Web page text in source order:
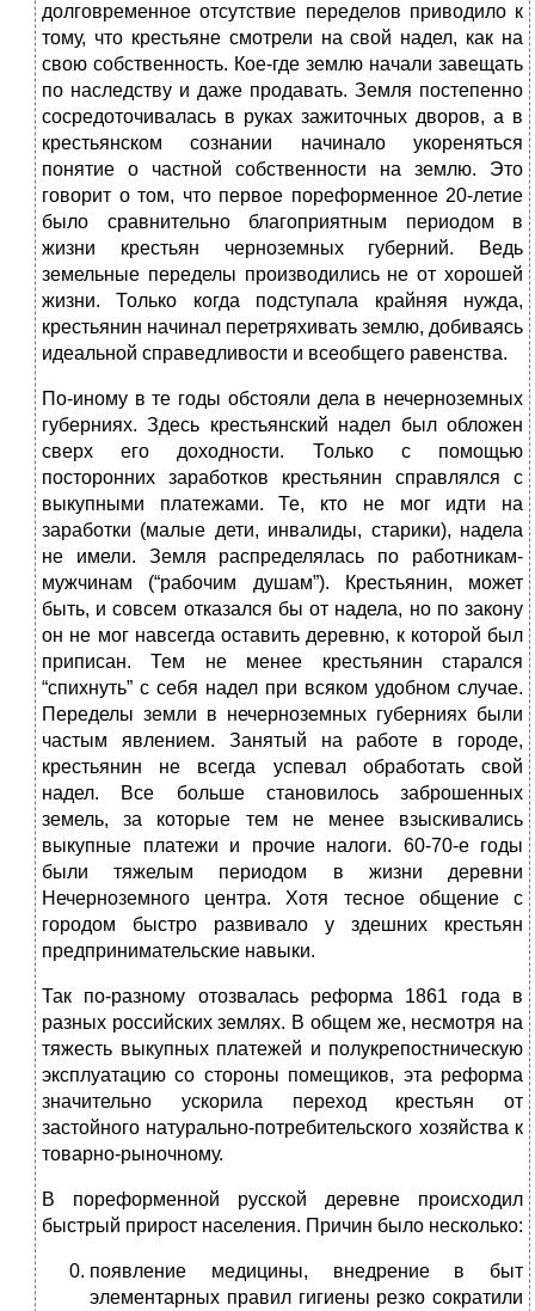
долговременное отсутствие переделов приводило к
тому, что крестьяне смотрели на свой надел, как на
свою собственность. Кое-где землю начали завещать
по наследству и даже продавать. Земля постепенно
сосредоточивалась в руках зажиточных дворов, а в
крестьянском сознании начинало укореняться
понятие о частной собственности на землю. Это
говорит о том, что первое пореформенное 20-летие
было сравнительно благоприятным периодом в
жизни крестьян черноземных губерний. Ведь
земельные переделы производились не от хорошей
жизни. Только когда подступала крайняя нужда,
крестьянин начинал перетряхивать землю, добиваясь
идеальной справедливости и всеобщего равенства.
По-иному в те годы обстояли дела в нечерноземных
губерниях. Здесь крестьянский надел был обложен
сверх его доходности. Только с помощью
посторонних заработков крестьянин справлялся с
выкупными платежами. Те, кто не мог идти на
заработки (малые дети, инвалиды, старики), надела
не имели. Земля распределялась по работникам-
мужчинам (“рабочим душам”). Крестьянин, может
быть, и совсем отказался бы от надела, но по закону
он не мог навсегда оставить деревню, к которой был
приписан. Тем не менее крестьянин старался
“спихнуть” с себя надел при всяком удобном случае.
Переделы земли в нечерноземных губерниях были
частым явлением. Занятый на работе в городе,
крестьянин не всегда успевал обработать свой
надел. Все больше становилось заброшенных
земель, за которые тем не менее взыскивались
выкупные платежи и прочие налоги. 60-70-е годы
были тяжелым периодом в жизни деревни
Нечерноземного центра. Хотя тесное общение с
городом быстро развивало у здешних крестьян
предпринимательские навыки.
Так по-разному отозвалась реформа 1861 года в
разных российских землях. В общем же, несмотря на
тяжесть выкупных платежей и полукрепостническую
эксплуатацию со стороны помещиков, эта реформа
значительно ускорила переход крестьян от
застойного натурально-потребительского хозяйства к
товарно-рыночному.
В пореформенной русской деревне происходил
быстрый прирост населения. Причин было несколько:
появление медицины, внедрение в быт
элементарных правил гигиены резко сократили